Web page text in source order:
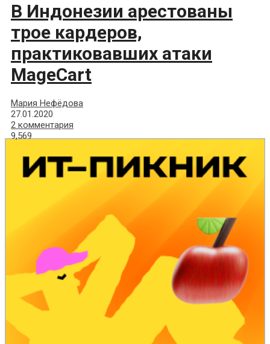
В Индонезии арестованы
трое кардеров,
практиковавших атаки
MageCart
Мария Нефёдова
27.01.2020
2 комментария
9,569